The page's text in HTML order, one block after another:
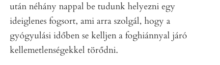
után néhány nappal be tudunk helyezni egy
ideiglenes fogsort, ami arra szolgál, hogy a
gyógyulási időben se kelljen a foghiánnyal járó
kellemetlenségekkel törődni.